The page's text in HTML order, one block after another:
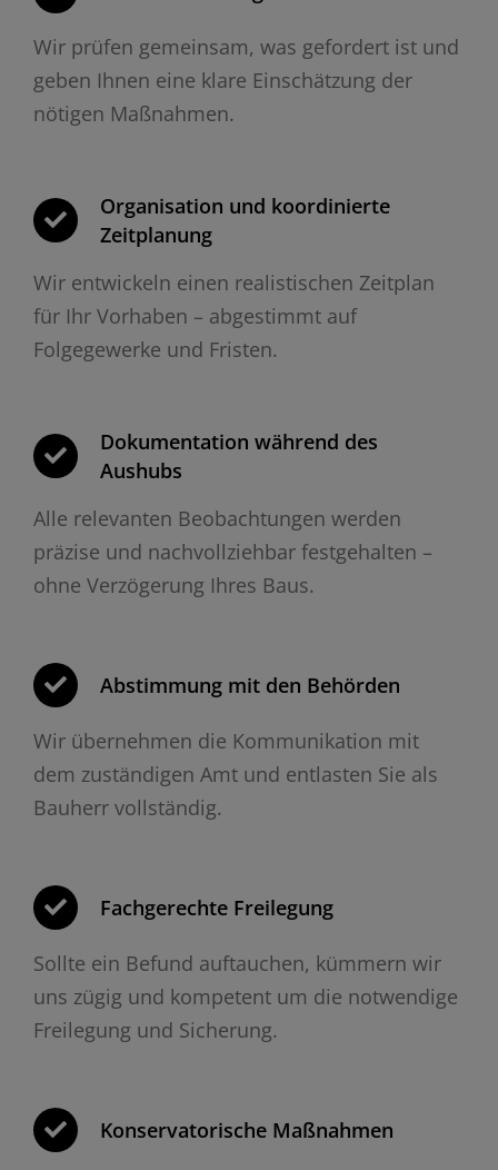
Wir prüfen gemeinsam, was gefordert ist und
geben Ihnen eine klare Einschätzung der
nötigen Maßnahmen.
Organisation und koordinierte
Zeitplanung
Wir entwickeln einen realistischen Zeitplan
für Ihr Vorhaben – abgestimmt auf
Folgegewerke und Fristen.
Dokumentation während des
Aushubs
Alle relevanten Beobachtungen werden
präzise und nachvollziehbar festgehalten –
ohne Verzögerung Ihres Baus.
Abstimmung mit den Behörden
Wir übernehmen die Kommunikation mit
dem zuständigen Amt und entlasten Sie als
Bauherr vollständig.
Fachgerechte Freilegung
Sollte ein Befund auftauchen, kümmern wir
uns zügig und kompetent um die notwendige
Freilegung und Sicherung.
Konservatorische Maßnahmen